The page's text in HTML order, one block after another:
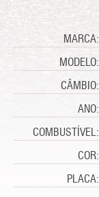
MARCA:
MODELO:
CÂMBIO:
ANO:
COMBUSTÍVEL:
COR:
PLACA: